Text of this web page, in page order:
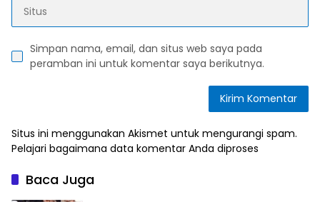
Simpan nama, email, dan situs web saya pada
peramban ini untuk komentar saya berikutnya.
Situs ini menggunakan Akismet untuk mengurangi spam.
Pelajari bagaimana data komentar Anda diproses
Baca Juga